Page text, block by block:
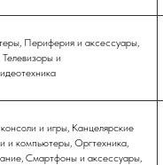
Периферия и аксессуары,
и
и игры, Канцелярские
и компьютеры, Оргтехника,
Смартфоны и аксессуары,